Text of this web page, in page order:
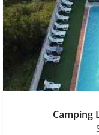
Camping